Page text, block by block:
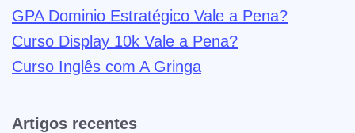
GPA Dominio Estratégico Vale a Pena?
Curso Display 10k Vale a Pena?
Curso Inglês com A Gringa
Artigos recentes